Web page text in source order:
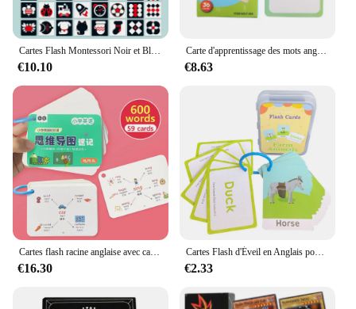
€10.10
Carte d'apprentissage des mots anglais pour enfants, jouet éducatif, matériel Montessori, cadeau, forme animale, document fuchsia, léone, bébé, 36 pièces
€8.63
Cartes flash racine anglaise avec carte de vocabulaire Beaumont, carte de traduction chinoise, cartes d'apprentissage de la mémoire rapide pour les aides à l'école primaire
€16.30
Cartes Flash d'Éveil en Anglais pour Enfant de 3 à 6 Ans, Jouets Montessori, Fuchsia, Aide à la Lecture
€2.33